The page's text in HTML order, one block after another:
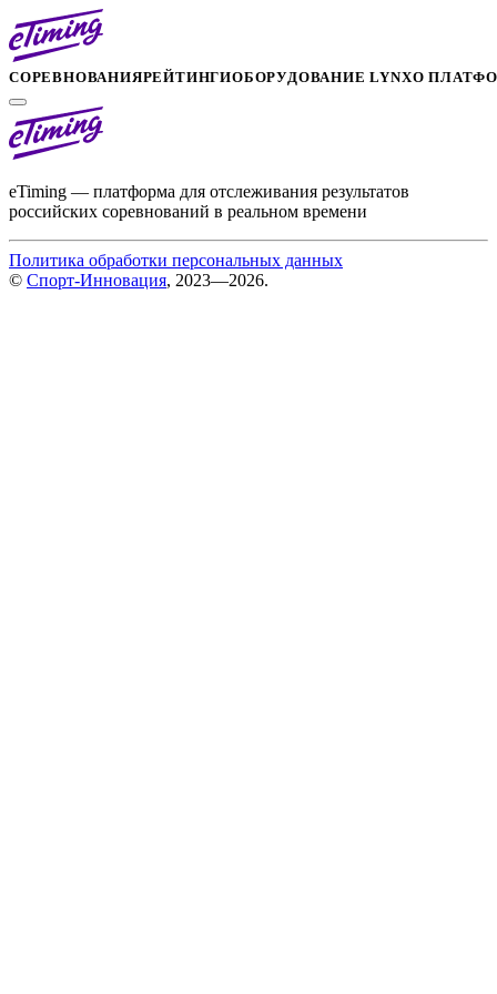
СОРЕВНОВАНИЯРЕЙТИНГИОБОРУДОВАНИЕ LYNXО
eTiming — платформа для отслеживания результатов
российских соревнований в реальном времени
Политика обработки персональных данных
© Спорт-Инновация, 2023—2026.